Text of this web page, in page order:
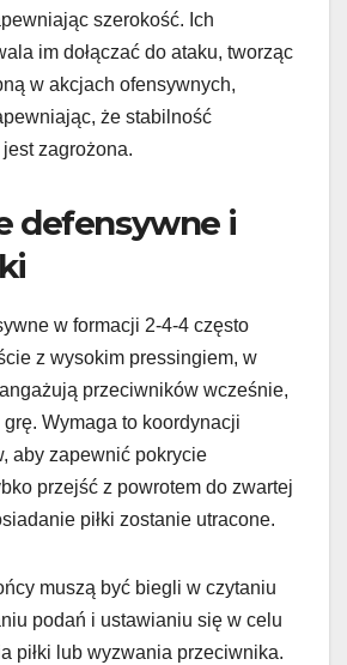
szerokość. Ich
im dołączać do ataku, tworząc
w akcjach ofensywnych,
że stabilność
zagrożona.
defensywne i
w formacji 2-4-4 często
z wysokim pressingiem, w
przeciwników wcześnie,
grę. Wymaga to koordynacji
aby zapewnić pokrycie
przejść z powrotem do zwartej
piłki zostanie utracone.
muszą być biegli w czytaniu
podań i ustawianiu się w celu
piłki lub wyzwania przeciwnika.